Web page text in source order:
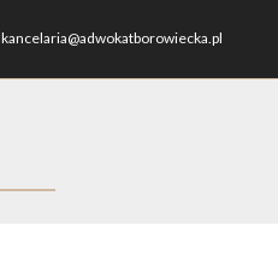
kancelaria@adwokatborowiecka.pl